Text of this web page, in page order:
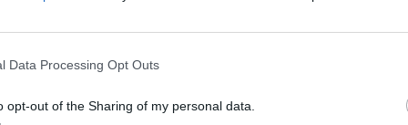
Data Processing Opt Outs
opt-out of the Sharing of my personal data.
pour tout nettoyer
avoir sous la main pour fabriquer ses propres